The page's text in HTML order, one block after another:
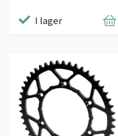
I lager